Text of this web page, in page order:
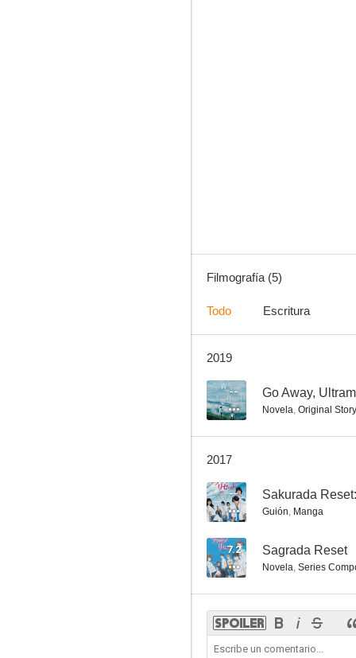
Filmografía (5)
Todo Escritura
2019
-- Go Away,
Novela, Original Story
2017
--
Guión, Manga
7.2 Sagrada Reset
Novela, Series